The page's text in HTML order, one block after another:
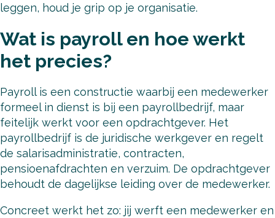
leggen, houd je grip op je organisatie.
Wat is payroll en hoe werkt
het precies?
Payroll is een constructie waarbij een medewerker
formeel in dienst is bij een payrollbedrijf, maar
feitelijk werkt voor een opdrachtgever. Het
payrollbedrijf is de juridische werkgever en regelt
de salarisadministratie, contracten,
pensioenafdrachten en verzuim. De opdrachtgever
behoudt de dagelijkse leiding over de medewerker.
Concreet werkt het zo: jij werft een medewerker en